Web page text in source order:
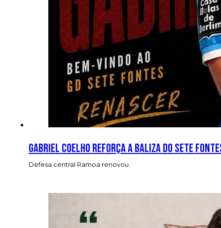
Gabriel Coelho reforça a baliza do Sete
Defesa central Ramoa renovou.